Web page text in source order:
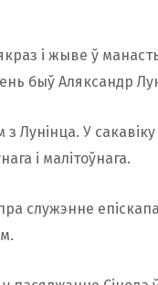
і жыве ў
быў Аляксандр
з Лунінца. У
і малітоўнага.
служэнне